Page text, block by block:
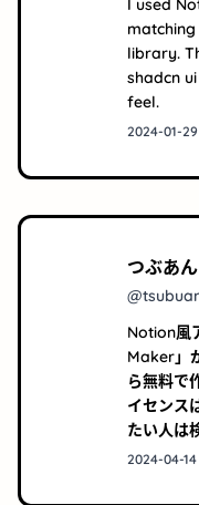
I used
library.
shadcn
feel.
2024-01-29
つぶあん
Notion風
Maker」
ら無料で
イセンス
たい人は
2024-04-14